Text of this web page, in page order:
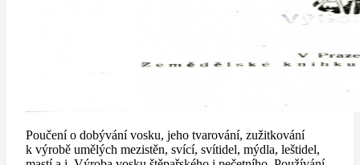
Poučení o dobývání vosku, jeho tvarování, zužitkování
k výrobě umělých mezistěn, svící, svítidel, mýdla, leštidel,